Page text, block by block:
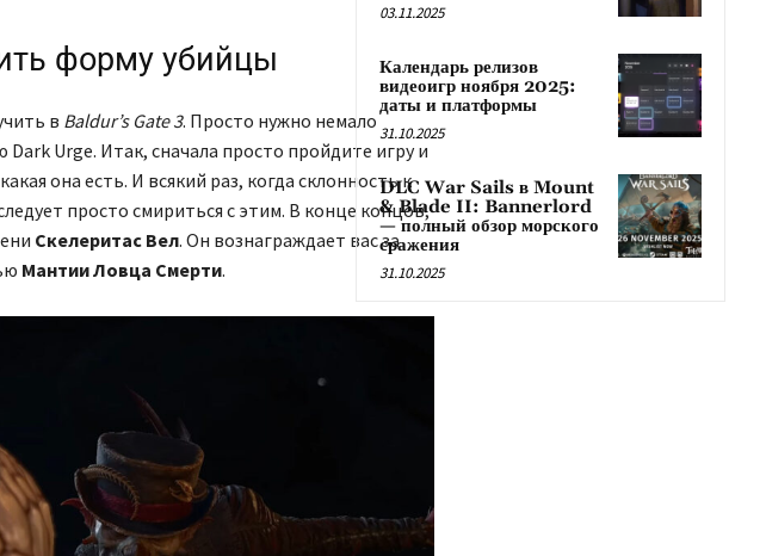
форму убийцы
в Baldur’s Gate 3. Просто нужно немало
Urge. Итак, сначала просто пройдите игру и
она есть. И всякий раз, когда склонность к
просто смириться с этим. В конце концов,
Скелеритас Вел. Он вознаграждает вас за
Мантии Ловца Смерти.
03.11.2025
Календарь релизов
видеоигр ноября 2025:
даты и платформы
31.10.2025
DLC War Sails в Mount
& Blade II: Bannerlord
— полный обзор морского
сражения
31.10.2025